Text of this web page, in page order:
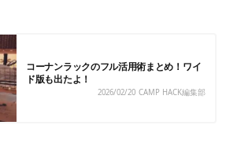
コーナンラックのフル活用術まとめ！ワイ
ド版も出たよ！
2026/02/20 CAMP HACK編集部